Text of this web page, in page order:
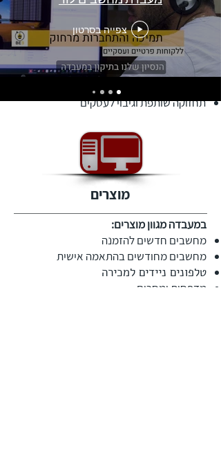
צפייה בסרטון
אנו מציעים מגוון שירותי תמיכה:
תמיכה מרחוק לפי בנק שעות
התקנות בבית העסק או בבית הלקוח
ייעוץ לפתרונות בכל תחומי המחשוב
תחזוקה שותפת וגיבוי לעסקים
מוצרים
במעבדה מגוון מוצרים:
מחשבים חדשים להזמנה
מחשבים מחודשים בהתאמה אישית
טלפונים ניידים למכירה
מדפסות ומסכים